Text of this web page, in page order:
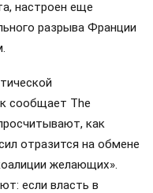
настроен еще
разрыва Франции
сообщает The
как
отразится на обмене
желающих».
если власть в